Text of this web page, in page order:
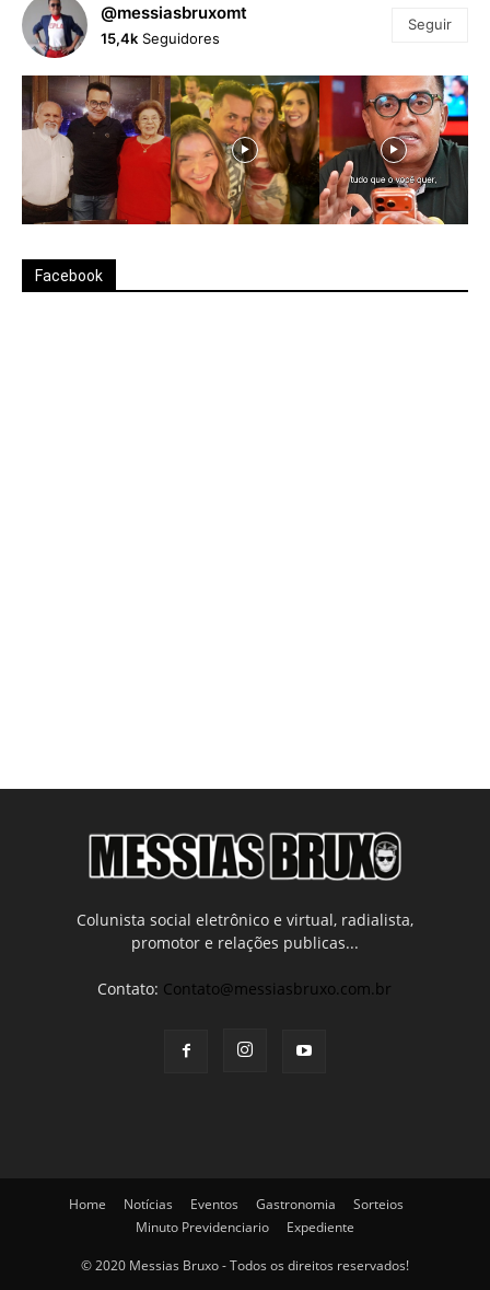
@messiasbruxomt
15,4k Seguidores
Seguir
Facebook
Colunista social eletrônico e virtual, radialista,
promotor e relações publicas...
Contato: Contato@messiasbruxo.com.br
Home Notícias Eventos Gastronomia
Sorteios
Minuto Previdenciario
Expediente
© 2020 Messias Bruxo - Todos os direitos reservados!